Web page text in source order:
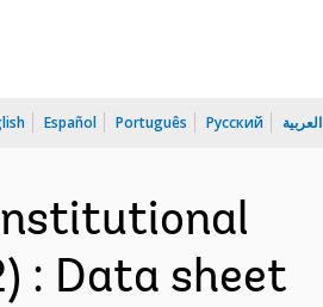
Español Português Русский العربية
: Data sheet